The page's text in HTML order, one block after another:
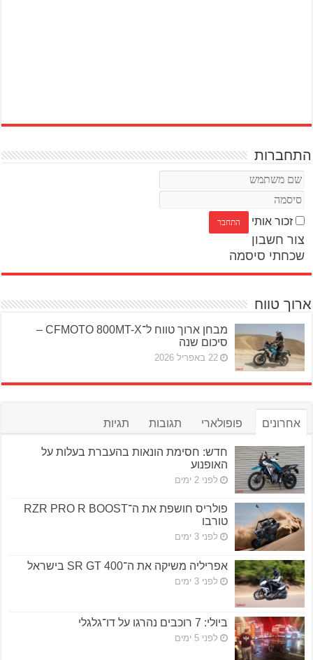
התחברות
זכור אותי
צור חשבון
שכחתי סיסמה
ארוך טווח
מבחן ארוך טווח ל־CFMOTO 800MT-X –
סיכום שנה
22 באפריל 2026
אחרונים פופולארי תגובות תגיות
חדש: חסימת הונאות בהעברת בעלות על
האופנוע
לפני 2 ימים
פולריס חושפת את ה־RZR PRO R BOOST
טורבו
לפני 3 ימים
אפריליה משיקה את ה־SR GT 400 בישראל
לפני 3 ימים
ביולי: 7 רוכבים נהרגו על דו־גלגלי
לפני 5 ימים